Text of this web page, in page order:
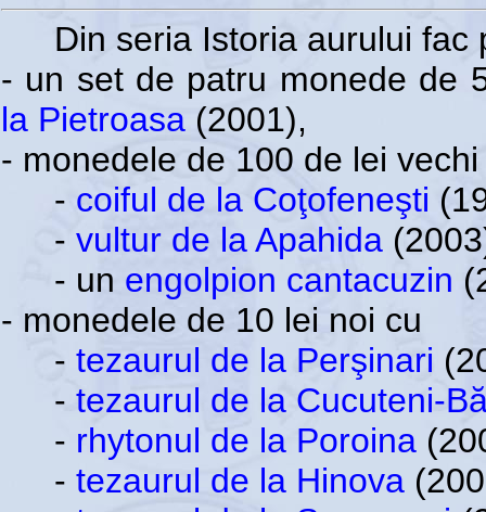
Din seria Istoria aurului fac
- un set de patru monede de
la Pietroasa (2001),
- monedele de 100 de lei
- coiful de la Coţofeneşti
- vultur de la Apahida
- un engolpion cantacuzin
- monedele de 10 lei noi cu
- tezaurul de la Perşinari
- tezaurul de la Cucuteni-
- rhytonul de la Poroina
- tezaurul de la Hinova